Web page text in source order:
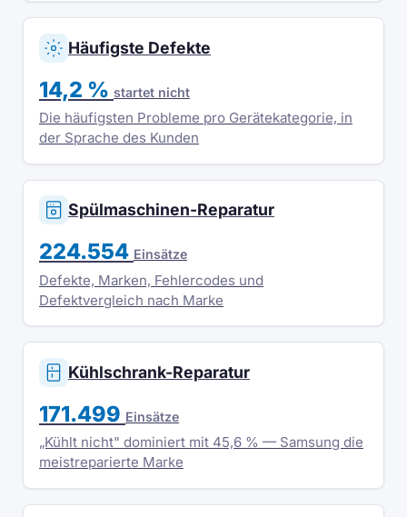
Häufigste Defekte
14,2 % startet nicht
Die häufigsten Probleme pro Gerätekategorie, in
der Sprache des Kunden
Spülmaschinen-Reparatur
224.554 Einsätze
Defekte, Marken, Fehlercodes und
Defektvergleich nach Marke
Kühlschrank-Reparatur
171.499 Einsätze
„Kühlt nicht" dominiert mit 45,6 % — Samsung die
meistreparierte Marke